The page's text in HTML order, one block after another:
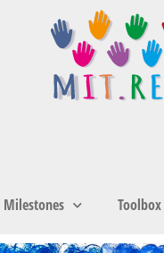
Milestones Toolbox